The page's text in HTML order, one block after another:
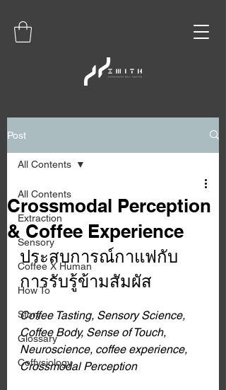
Post
All Contents
Extraction
Sensory
Coffee X Human
How To
Story
Glossary
Coffysiology
All Contents
Crossmodal Perception
& Coffee Experience
ประสบการณ์กาแฟกับ
การรับรู้ข้ามสัมผัส
Coffee Tasting, Sensory Science,
Coffee Body, Sense of Touch,
Neuroscience, coffee experience,
Crossmodal Perception